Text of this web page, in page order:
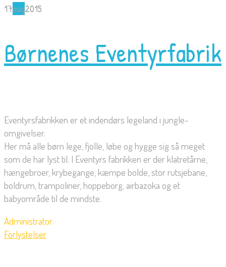
17aug2015
Børnenes Eventyrfabrik
Eventyrsfabrikken er et indendørs legeland i jungle-
omgivelser.
Her må alle børn lege, fjolle, løbe og hygge sig så meget
som de har lyst til. I Eventyrs fabrikken er der klatretårne,
hængebroer, krybegange, kæmpe bolde, stor rutsjebane,
boldrum, trampoliner, hoppeborg, airbazoka og et
babyområde til de mindste.
Administrator
Forlystelser